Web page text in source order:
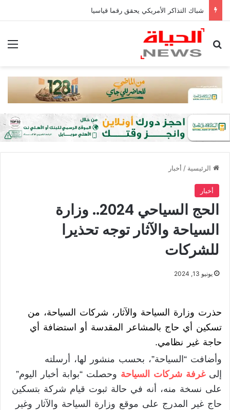
شباك التذاكر الأمريكي يحقق رقما قياسيا
بحث عن
الرئيسية / أخبار
أخبار
الحج السياحي 2024.. وزارة
السياحة والآثار توجه تحذيرا
للشركات
يونيو 13, 2024
حذرت وزارة السياحة والآثار، شركات السياحة، من
تسكين أي حاج بالمشاعر المقدسة أو استضافة أي
حاجة غير نظامي.
وأضافت “السياحة”، بحسب منشور لها، أرسلته
إلىغرفة شركات السياحة وحصلت “بوابة أخبار اليوم”
على نسخة منه، أنه في حالة ثبوت قيام شركة بتسكين
حاج غير المدرج على موقع وزارة السياحة والآثار وغير